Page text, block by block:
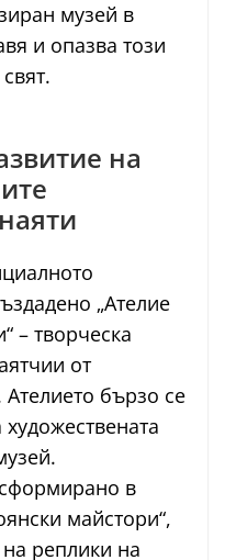
музей в
и опазва този
на
„Ателие
– творческа
от
бързо се
в
майстори“,
на реплики на